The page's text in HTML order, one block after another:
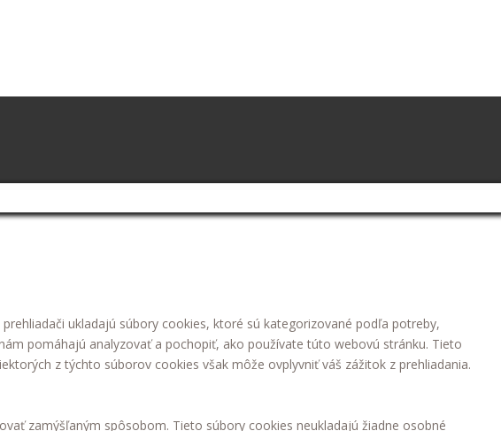
ukladajú súbory cookies, ktoré sú kategorizované podľa potreby,
pomáhajú analyzovať a pochopiť, ako používate túto webovú stránku. Tieto
z týchto súborov cookies však môže ovplyvniť váš zážitok z prehliadania.
zamýšľaným spôsobom. Tieto súbory cookies neukladajú žiadne osobné